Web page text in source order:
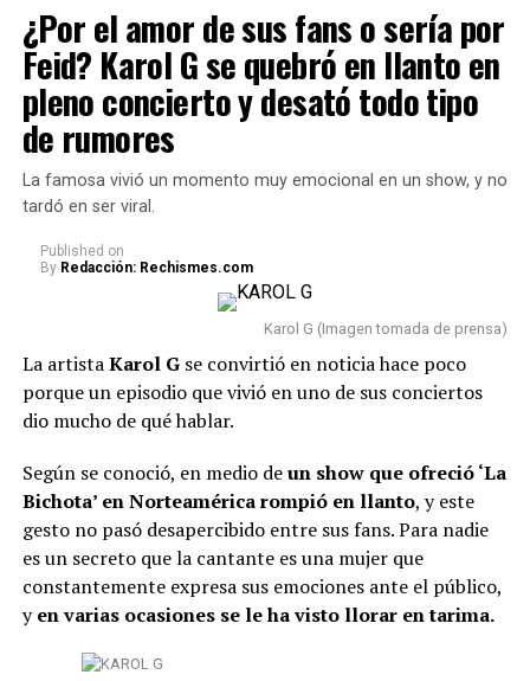
¿Por el amor de sus fans o sería por
Feid? Karol G se quebró en llanto en
pleno concierto y desató todo tipo
de rumores
La famosa vivió un momento muy emocional en un show, y no
tardó en ser viral.
Published on
By Redacción: Rechismes.com
Karol G (Imagen tomada de prensa)
La artistaKarol Gse convirtió en noticia hace poco
porque un episodio que vivió en uno de sus conciertos
dio mucho de qué hablar.
Según se conoció, en medio deun show que ofreció ‘La
Bichota’ en Norteamérica rompió en llanto, y este
gesto no pasó desapercibido entre sus fans. Para nadie
es un secreto que la cantante es una mujer que
constantemente expresa sus emociones ante el público,
yen varias ocasiones se le ha visto llorar en tarima.